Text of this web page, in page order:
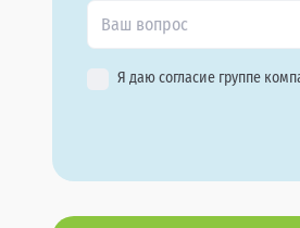
Я даю согласие группе